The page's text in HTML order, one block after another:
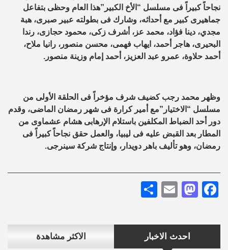
احدث الاخبار الاكثر مشاهدة
نجاحاً كبيراً فى مسلسل “الأخ الكبير”هذا العام وحظى بتفاعل
جماهيرى كبير مع أحداثه، وشارك فى بطولته عبير صبرى، هبة
مجدي، دينا فؤاد، محمد عز، أشرف زكى، محمود حجازى، رندا
البحيرى، هاجر أحمد، ايهاب فهمى، محسن منصور، رانيا ملاح،
أحمد حلاوة، عمرو عبد العزيز، أحمد إمام وزينة منصور.
وظهر محمد رجب كضيف شرف مؤخراً فى الحلقة الأولى من
مسلسل “الاختيار”مع أمير كرارة فى شهر رمضان الماضى، وقدم
دور أحد الضباط المكلفين باستلام الإرهابى هشام عشماوى من
المطار بعد القبض عليه فى ليبيا، والعمل حقق نجاحاً كبيراً فى
رمضان، وهو تأليف باهر دويدار، وإنتاج شركة سينرجى.
Facebook
Mastodon
Email